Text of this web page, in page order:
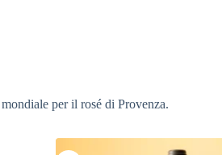
per il rosé di Provenza.